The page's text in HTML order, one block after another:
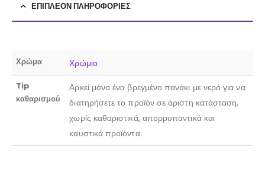
ΕΠΙΠΛΈΟΝ ΠΛΗΡΟΦΟΡΊΕΣ
Χρώμα Χρώμιο
Tip
καθαρισμού
Αρκεί μόνο ένα βρεγμένο πανάκι με νερό για να
διατηρήσετε το προϊόν σε άριστη κατάσταση,
χωρίς καθαριστικά, απορρυπαντικά και
καυστικά προϊόντα.